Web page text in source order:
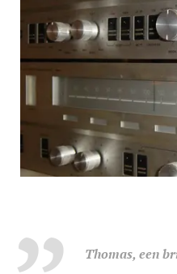
Thomas, een